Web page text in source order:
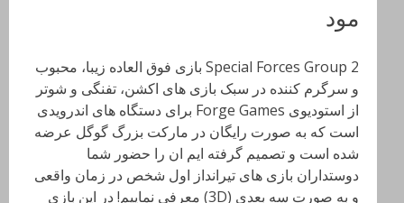
مود
Special Forces Group 2 بازی فوق العاده زیبا، محبوب
و سرگرم کننده در سبک بازی های اکشن، تفنگی و شوتر
از استودیوی Forge Games برای دستگاه های اندرویدی
است که به صورت رایگان در مارکت بزرگ گوگل عرضه
شده است و تصمیم گرفته ایم ان را حضور شما
دوستداران بازی های تیرانداز اول شخص در زمان واقعی
و به صورت سه بعدی (3D) معرفی نماییم! در این بازی